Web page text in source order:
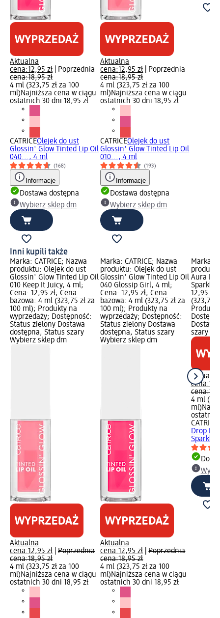
Aktualna
cena:12,95 zł
Poprzednia
cena:18,95 zł
4 ml (323,75 zł za 100
ml)Najniższa cena w ciągu
ostatnich 30 dni 18,95 zł
CATRICEOlejek do ust
Glossin' Glow Tinted Lip Oil
040..., 4 ml
(168)
Informacje
Dostawa dostępna
Wybierz sklep dm
Aktualna
cena:12,95 zł |Poprzednia
cena:18,95 zł
4 ml (323,75 zł za 100
ml)Najniższa cena w ciągu
ostatnich 30 dni 18,95 zł
CATRICEOlejek do ust
Glossin' Glow Tinted Lip Oil
010..., 4 ml
(193)
Informacje
Dostawa dostępna
Wybierz sklep dm
Inni kupili także
Marka: CATRICE; Nazwa
produktu: Olejek do ust
Glossin' Glow Tinted Lip Oil
010 Keep It Juicy, 4 ml;
Cena: 12,95 zł; Cena
bazowa: 4 ml (323,75 zł za
100 ml); Produkty na
wyprzedaży; Dostępność:
Status zielony Dostawa
dostępna, Status szary
Wybierz sklep dm
Aktualna
cena:12,95 zł
Poprzednia
cena:18,95 zł
4 ml (323,75 zł za 100
ml)Najniższa cena w ciągu
ostatnich 30 dni 18,95 zł
Marka: CATRICE; Nazwa
produktu: Olejek do ust
Glossin' Glow Tinted Lip Oil
040 Glossip Girl, 4 ml;
Cena: 12,95 zł; Cena
bazowa: 4 ml (323,75 zł za
100 ml); Produkty na
wyprzedaży; Dostępność:
Status zielony Dostawa
dostępna, Status szary
Wybierz sklep dm
Aktualna
cena:12,95 zł |Poprzednia
cena:18,95 zł
4 ml (323,75 zł za 100
ml)Najniższa cena w ciągu
ostatnich 30 dni 18,95 zł
Marka:
Aura
Sparkle
12,95
(323,75
szary
Aktualna
cena:
cena:
4 ml
ml)
CATRICE
Drop